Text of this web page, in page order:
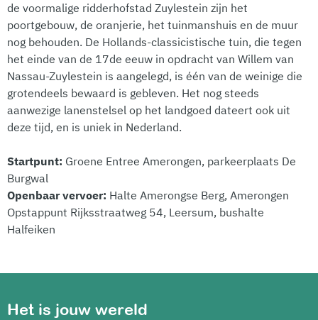
de voormalige ridderhofstad Zuylestein zijn het
poortgebouw, de oranjerie, het tuinmanshuis en de muur
nog behouden. De Hollands-classicistische tuin, die tegen
het einde van de 17de eeuw in opdracht van Willem van
Nassau-Zuylestein is aangelegd, is één van de weinige die
grotendeels bewaard is gebleven. Het nog steeds
aanwezige lanenstelsel op het landgoed dateert ook uit
deze tijd, en is uniek in Nederland.
Startpunt: Groene Entree Amerongen, parkeerplaats De
Burgwal
Openbaar vervoer: Halte Amerongse Berg, Amerongen
Opstappunt Rijksstraatweg 54, Leersum, bushalte
Halfeiken
Het is jouw wereld